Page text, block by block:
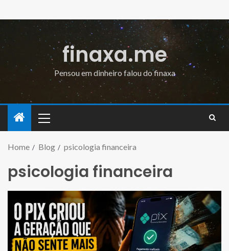
finaxa.me
Pensou em dinheiro falou do finaxa
Home Blog psicologia financeira
psicologia financeira